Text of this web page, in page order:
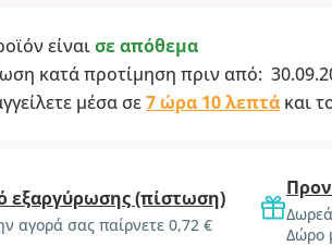
είναισε απόθεμα
κατά προτίμηση πριν από:
μέσα σε7 ώρα 9 λεπτάκαι το
εξαργύρωσης (πίστωση)
αγορά σας παίρνετε 0,72 €
Δώρο